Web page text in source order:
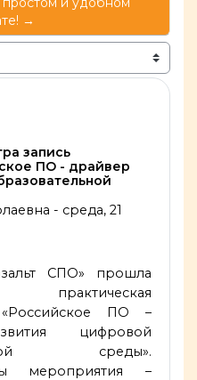
→
запись
ПО - драйвер
- среда, 21
СПО» прошла
практическая
ПО –
цифровой
среды».
мероприятия –